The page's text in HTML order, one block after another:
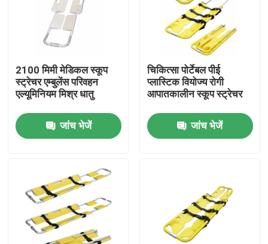
उत्पाद
वीडियो
2100 मिमी मेडिकल स्कूप
स्ट्रेचर एम्बुलेंस परिवहन
एल्यूमिनियम मिश्र धातु
जांच भेजें
चिकित्सा पोर्टेबल पीई
प्लास्टिक वियोज्य रोगी
आपातकालीन स्कूप स्ट्रेचर
जांच भेजें